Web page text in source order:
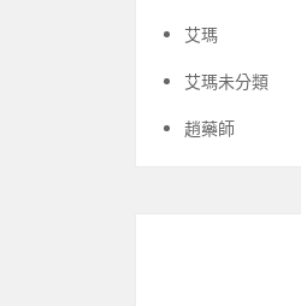
艾瑪
艾瑪未分類
趙藥師